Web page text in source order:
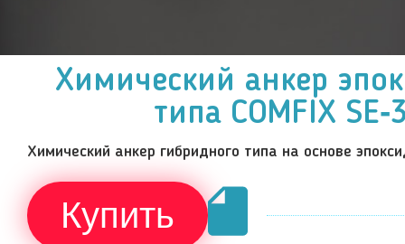
Химический анкер
типа COMFIX
Химический анкер гибридного типа на основе
Купить